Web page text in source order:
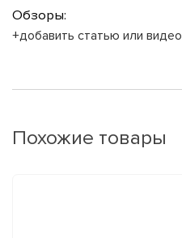
Обзоры:
+добавить статью или видео
Похожие товары